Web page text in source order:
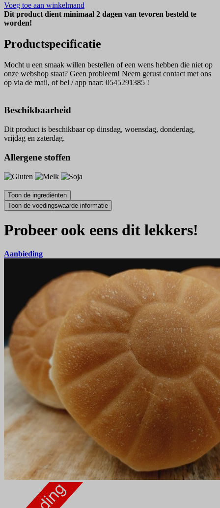
Voeg toe aan winkelmand
Dit product dient minimaal 2 dagen van tevoren besteld te
worden!
Productspecificatie
Mocht u een smaak willen bestellen of een wens hebben die niet op
onze webshop staat? Geen probleem! Neem gerust contact met ons
op via de mail, of bel / app naar: 0545291385 !
Beschikbaarheid
Dit product is beschikbaar op dinsdag, woensdag, donderdag,
vrijdag en zaterdag.
Allergene stoffen
Probeer ook eens dit lekkers!
Aanbieding